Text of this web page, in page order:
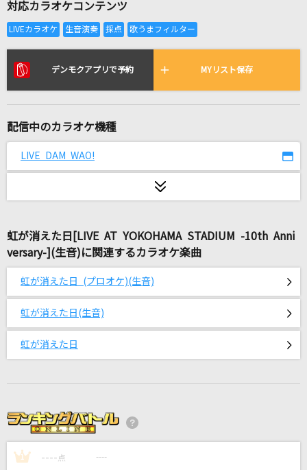
リアルタイムで歌われている曲の一覧
田園
花鳥風月
石崎ひゅーい
[生音]Mela!
[生音]HOT LIMIT
T.M.Revolution
BANG!!
対応カラオケコンテンツ
デンモクアプリで予約 MYリスト保存
配信中のカラオケ機種
LIVE DAM WAO!
虹が消えた日[LIVE AT YOKOHAMA STADIUM -10th Anni
versary-](生音)に関連するカラオケ楽曲
虹が消えた日 (プロオケ)(生音)
虹が消えた日(生音)
虹が消えた日
1 ---- 点 ----